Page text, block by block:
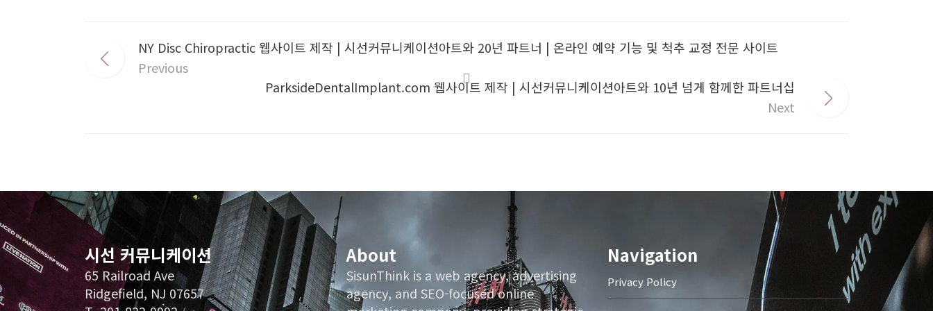
NY Disc Chiropractic 웹사이트 제작 | 시선커뮤니케이션아트와 20년 파트너 | 온라인 예약 기능 및 척추 교정 전문 사이트
Previous
ParksideDentalImplant.com 웹사이트 제작 | 시선커뮤니케이션아트와 10년 넘게 함께한 파트너십
Next
시선 커뮤니케이션
65 Railroad Ave
Ridgefield, NJ 07657
About
SisunThink is a web agency, advertising
agency, and SEO-focused online
Navigation
Privacy Policy